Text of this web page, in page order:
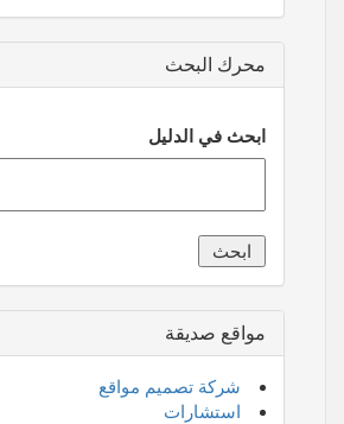
محرك البحث
ابحث في الدليل
مواقع صديقة
شركة تصميم مواقع
استشارات